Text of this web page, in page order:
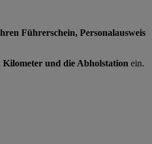
Führerschein, Personalausweis
und die Abholstation ein.